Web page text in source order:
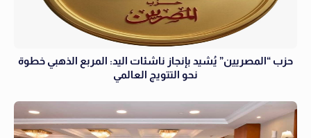
حزب “المصريين” يُشيد بإنجاز ناشئات اليد: المربع الذهبي خطوة
نحو التتويج العالمي